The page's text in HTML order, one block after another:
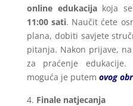
online edukacijakoja se
11:00 sati. Naučit ćete
plana, dobiti savjete
pitanja. Nakon prijave,
za praćenje
moguća je putem ovog
Finale natjecanja